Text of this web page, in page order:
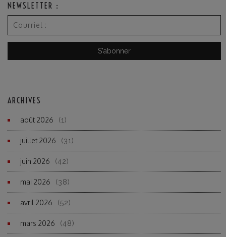
NEWSLETTER :
ARCHIVES
août 2026 (1)
juillet 2026 (31)
juin 2026 (42)
mai 2026 (38)
avril 2026 (52)
mars 2026 (48)